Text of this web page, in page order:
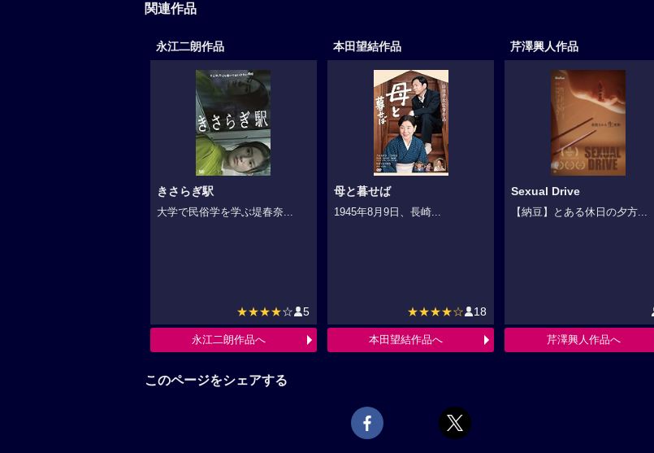
関連作品
永江二朗作品
きさらぎ駅
大学で民俗学を学ぶ堤春奈...
★★★★☆ 5
永江二朗作品へ
本田望結作品
母と暮せば
1945年8月9日、長崎...
★★★★☆ 18
本田望結作品へ
芹澤興人作品
Sexual Drive
【納豆】とある休日の夕方...
芹澤興人作品へ
このページをシェアする